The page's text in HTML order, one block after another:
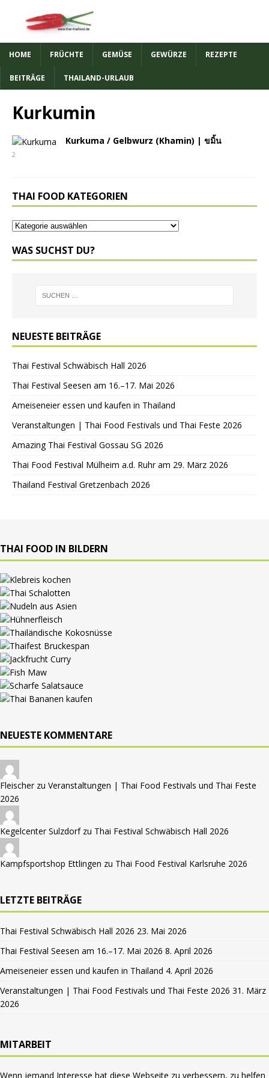
HOME FRÜCHTE GEMÜSE GEWÜRZE REZEPTE
BEITRÄGE THAILAND-URLAUB
Kurkumin
Kurkuma / Gelbwurz (Khamin) | ขมิ้น
2
THAI FOOD KATEGORIEN
WAS SUCHST DU?
NEUESTE BEITRÄGE
Thai Festival Schwäbisch Hall 2026
Thai Festival Seesen am 16.–17. Mai 2026
Ameiseneier essen und kaufen in Thailand
Veranstaltungen | Thai Food Festivals und Thai Feste 2026
Amazing Thai Festival Gossau SG 2026
Thai Food Festival Mülheim a.d. Ruhr am 29. März 2026
Thailand Festival Gretzenbach 2026
THAI FOOD IN BILDERN
NEUESTE KOMMENTARE
Fleischer zu Veranstaltungen | Thai Food Festivals und Thai Feste
2026
Kegelcenter Sulzdorf zu Thai Festival Schwäbisch Hall 2026
Kampfsportshop Ettlingen zu Thai Food Festival Karlsruhe 2026
LETZTE BEITRÄGE
Thai Festival Schwäbisch Hall 2026 23. Mai 2026
Thai Festival Seesen am 16.–17. Mai 2026 8. April 2026
Ameiseneier essen und kaufen in Thailand 4. April 2026
Veranstaltungen | Thai Food Festivals und Thai Feste 2026 31. März
2026
MITARBEIT
Wenn jemand Interesse hat diese Webseite zu verbessern, zu helfen